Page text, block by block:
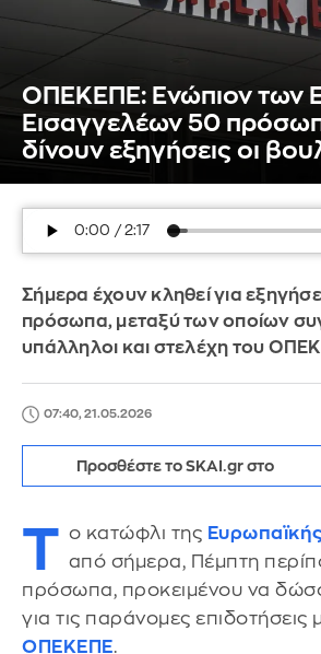
ΟΠΕΚΕΠΕ: Ενώπιον των
Εισαγγελέων 50
δίνουν εξηγήσεις οι
Σήμερα έχουν κληθεί για
πρόσωπα, μεταξύ των οποίων
υπάλληλοι και στελέχη του
07:40, 21.05.2026
Προσθέστε το SKAI.gr στο
Τ ο κατώφλι της Ευρωπαϊκής
από σήμερα, Πέμπτη
πρόσωπα, προκειμένου να
για τις παράνομες επιδοτήσεις
ΟΠΕΚΕΠΕ.